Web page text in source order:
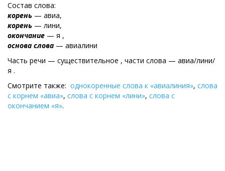
Состав слова:
корень — авиа,
корень — лини,
окончание — я ,
основа слова — авиалини
Часть речи — существительное , части слова — авиа/лини/
я .
Смотрите также: однокоренные слова к «авиалиния», слова
с корнем «авиа», слова с корнем «лини», слова с
окончанием «я».